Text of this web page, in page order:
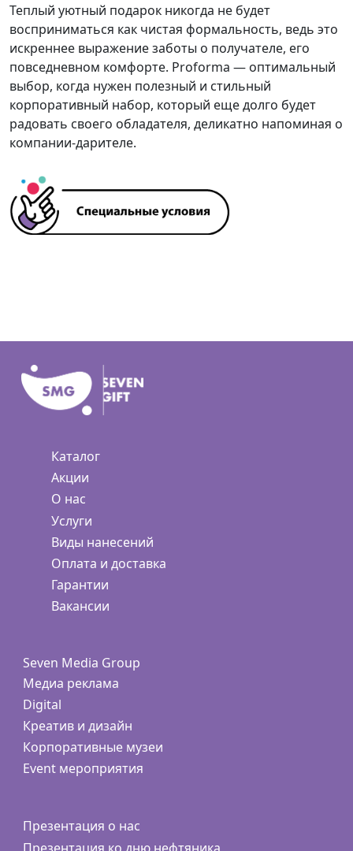
Теплый уютный подарок никогда не будет
восприниматься как чистая формальность, ведь это
искреннее выражение заботы о получателе, его
повседневном комфорте. Proforma — оптимальный
выбор, когда нужен полезный и стильный
корпоративный набор, который еще долго будет
радовать своего обладателя, деликатно напоминая о
компании-дарителе.
Каталог
Акции
О нас
Услуги
Виды нанесений
Оплата и доставка
Гарантии
Вакансии
Seven Media Group
Медиа реклама
Digital
Креатив и дизайн
Корпоративные музеи
Event мероприятия
Презентация о нас